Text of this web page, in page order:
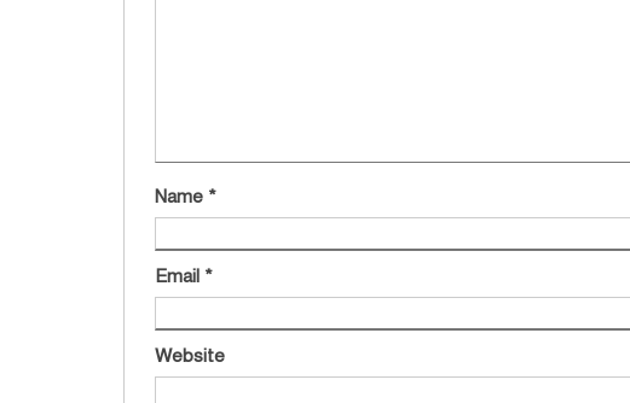
Name *
Email *
Website